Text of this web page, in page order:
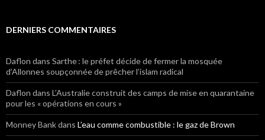
DERNIERS COMMENTAIRES
Daflon dans Sarthe : le préfet décide de fermer la mosquée
d’Allonnes soupçonnée de prêcher l’islam radical
Daflon dans L’Australie construit des camps de mise en quarantaine
pour les « opérations en cours »
Monney Bankdans L’eau comme combustible : le gaz de Brown